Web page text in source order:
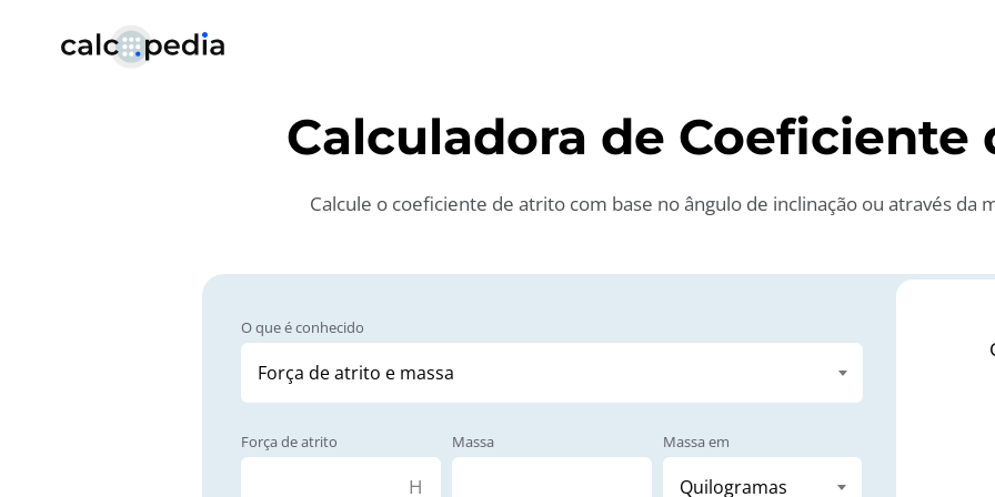
Calculadora de Coeficiente
Calcule o coeficiente de atrito com base no ângulo de inclinação ou através da
O que é conhecido
Força de atrito
Н
Massa Massa em